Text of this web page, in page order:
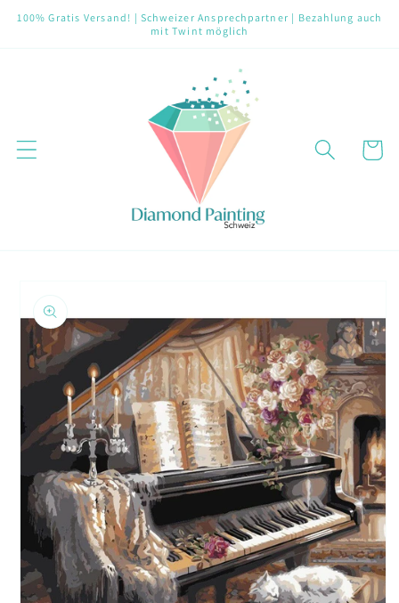
zum
100% Gratis Versand! | Schweizer Ansprechpartner | Bezahlung auch
mit Twint möglich